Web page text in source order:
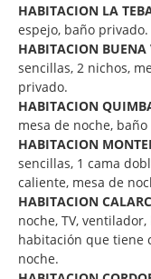
HABITACION LA
espejo, baño privado.
HABITACION BUENA
sencillas, 2 nichos,
privado.
HABITACION
mesa de noche,
HABITACION
sencillas, 1 cama
caliente, mesa de
HABITACION
noche, TV,
habitación que tiene
noche.